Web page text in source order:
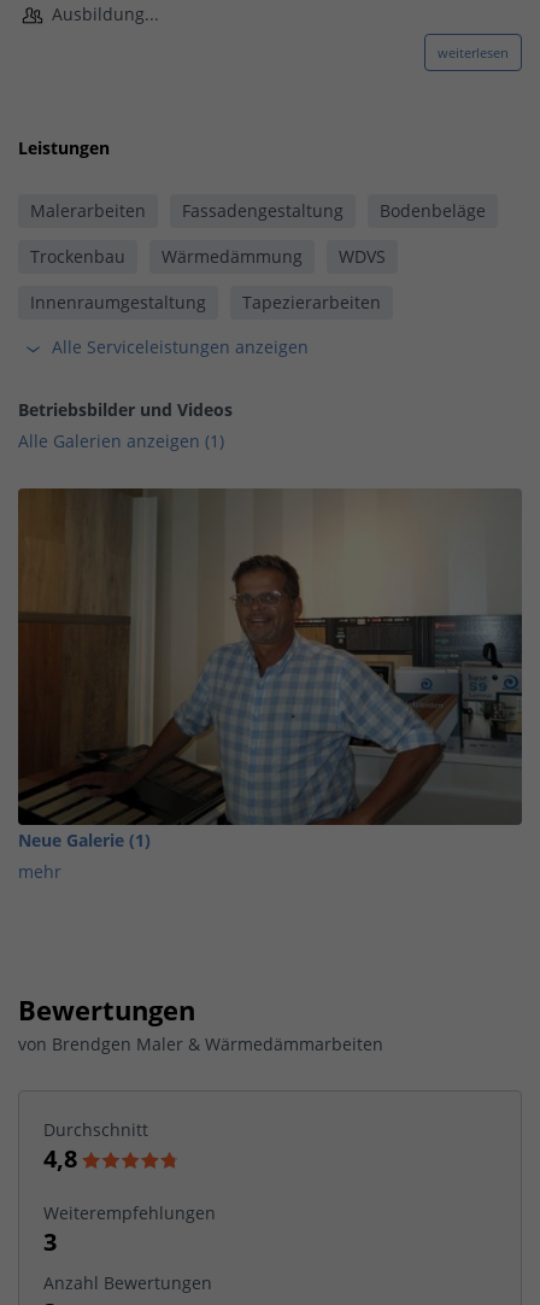
Ausbildung...
weiterlesen
Leistungen
Malerarbeiten Fassadengestaltung
Bodenbeläge
Trockenbau
Wärmedämmung
WDVS
Innenraumgestaltung
Tapezierarbeiten
Alle Serviceleistungen anzeigen
Betriebsbilder und Videos
Alle Galerien anzeigen (1)
Neue Galerie (1)
mehr
Bewertungen
von Brendgen Maler & Wärmedämmarbeiten
Durchschnitt
4,8
Weiterempfehlungen
3
Anzahl Bewertungen